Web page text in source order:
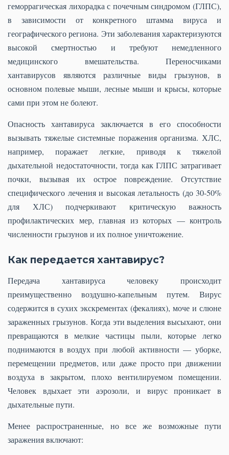
геморрагическая лихорадка с почечным синдромом (ГЛПС),
в зависимости от конкретного штамма вируса и
географического региона. Эти заболевания характеризуются
высокой смертностью и требуют немедленного
медицинского вмешательства. Переносчиками
хантавирусов являются различные виды грызунов, в
основном полевые мыши, лесные мыши и крысы, которые
сами при этом не болеют.
Опасность хантавируса заключается в его способности
вызывать тяжелые системные поражения организма. ХЛС,
например, поражает легкие, приводя к тяжелой
дыхательной недостаточности, тогда как ГЛПС затрагивает
почки, вызывая их острое повреждение. Отсутствие
специфического лечения и высокая летальность (до 30-50%
для ХЛС) подчеркивают критическую важность
профилактических мер, главная из которых — контроль
численности грызунов и их полное уничтожение.
Как передается хантавирус?
Передача хантавируса человеку происходит
преимущественно воздушно-капельным путем. Вирус
содержится в сухих экскрементах (фекалиях), моче и слюне
зараженных грызунов. Когда эти выделения высыхают, они
превращаются в мелкие частицы пыли, которые легко
поднимаются в воздух при любой активности — уборке,
перемещении предметов, или даже просто при движении
воздуха в закрытом, плохо вентилируемом помещении.
Человек вдыхает эти аэрозоли, и вирус проникает в
дыхательные пути.
Менее распространенные, но все же возможные пути
заражения включают: